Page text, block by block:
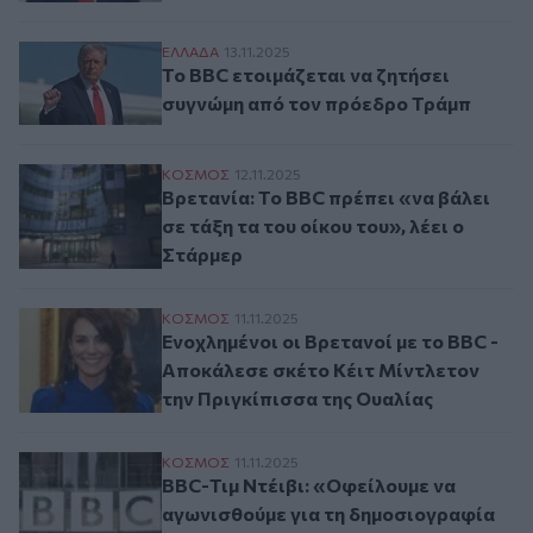
Το BBC ετοιμάζεται να ζητήσει
ΕΛΛAΔΑ 13.11.2025
Το BBC ετοιμάζεται να ζητήσει
συγνώμη από τον πρόεδρο Τράμπ
Βρετανία: Το BBC πρέπει «να βάλει σε
ΚΟΣΜΟΣ 12.11.2025
Βρετανία: Το BBC πρέπει «να βάλει
σε τάξη τα του οίκου του», λέει ο
Στάρμερ
Ενοχλημένοι οι Βρετανοί με το BBC -
ΚΟΣΜΟΣ 11.11.2025
Ενοχλημένοι οι Βρετανοί με το BBC -
Αποκάλεσε σκέτο Κέιτ Μίντλετον
την Πριγκίπισσα της Ουαλίας
BBC-Τιμ Ντέιβι: «Οφείλουμε να
ΚΟΣΜΟΣ 11.11.2025
BBC-Τιμ Ντέιβι: «Οφείλουμε να
αγωνισθούμε για τη δημοσιογραφία